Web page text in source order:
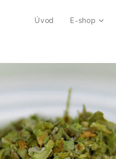
Úvod E-shop